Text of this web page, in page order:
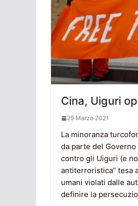
Cina, Uiguri
29 Marzo 2021
La minoranza
da parte del
contro gli Uiguri (e
antiterroristica” tesa
umani violati dalle
definire la